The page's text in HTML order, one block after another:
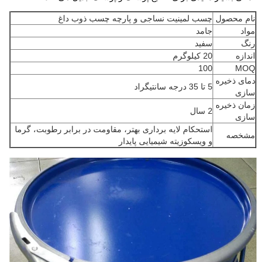
نام محصول چسب لمینیت نساجی و پارچه چسب ذوب داغ
مواد
جامد
رنگ
سفید
اندازه
20 کیلوگرم
MOQ
100
دمای ذخیره
سازی
5 تا 35 درجه سانتیگراد
زمان ذخیره
سازی
2 سال
مشخصه
استحکام لایه برداری بهتر، مقاومت در برابر رطوبت، گرما
و ویسکوزیته شیمیایی پایدار